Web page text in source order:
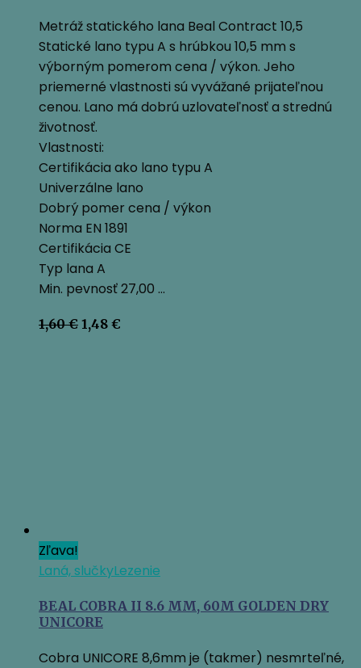
Metráž statického lana Beal Contract 10,5
Statické lano typu A s hrúbkou 10,5 mm s
výborným pomerom cena / výkon. Jeho
priemerné vlastnosti sú vyvážané prijateľnou
cenou. Lano má dobrú uzlovateľnosť a strednú
životnosť.
Vlastnosti:
Certifikácia ako lano typu A
Univerzálne lano
Dobrý pomer cena / výkon
Norma EN 1891
Certifikácia CE
Typ lana A
Min. pevnosť 27,00 …
1,60€ Pôvodná
1,48 €
Zľava!
Laná, slučkyLezenie
BEAL COBRA II 8.6 MM, 60M GOLDEN DRY
UNICORE
Cobra UNICORE 8,6mm je (takmer) nesmrteľné,